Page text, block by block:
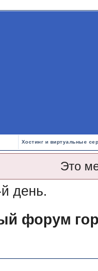
Хостинг и виртуальные
Это
день.
форум